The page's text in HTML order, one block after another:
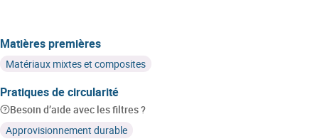
Matières premières
Matériaux mixtes et composites
Pratiques de circularité
Besoin d’aide avec les filtres ?
Approvisionnement durable